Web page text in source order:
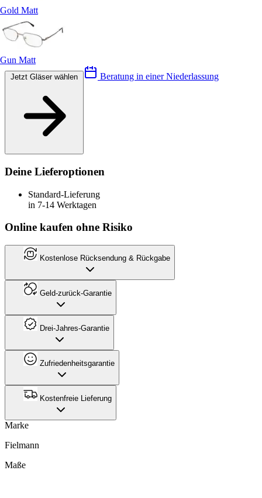
Gold Matt
Gun Matt
Beratung in einer Niederlassung
Deine Lieferoptionen
Standard-Lieferung
in 7-14 Werktagen
Online kaufen ohne Risiko
Kostenlose Rücksendung & Rückgabe
Geld-zurück-Garantie
Drei-Jahres-Garantie
Zufriedenheitsgarantie
Kostenfreie Lieferung
Marke
Fielmann
Maße